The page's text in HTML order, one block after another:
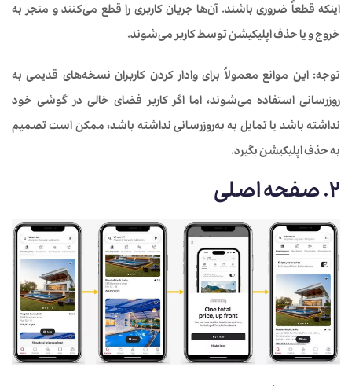
اینکه قطعاً ضروری باشند. آن‌ها جریان کاربری را قطع می‌کنند و منجر به
خروج و یا حذف اپلیکیشن توسط کاربر می‌شوند.
توجه: این موانع معمولاً برای وادار کردن کاربران نسخه‌های قدیمی به
روزرسانی استفاده می‌شوند، اما اگر کاربر فضای خالی در گوشی خود
نداشته باشد یا تمایل به به‌روزرسانی نداشته باشد، ممکن است تصمیم
به حذف اپلیکیشن بگیرد.
2. صفحه اصلی